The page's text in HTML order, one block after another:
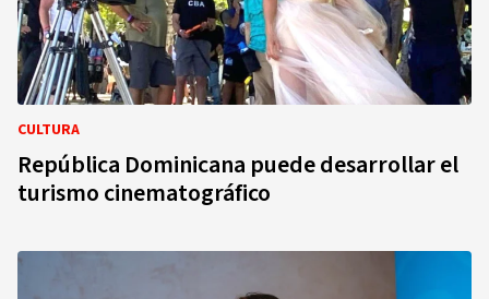
CULTURA
República Dominicana puede desarrollar el
turismo cinematográfico